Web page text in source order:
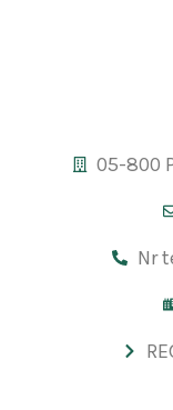
05-800
Nr